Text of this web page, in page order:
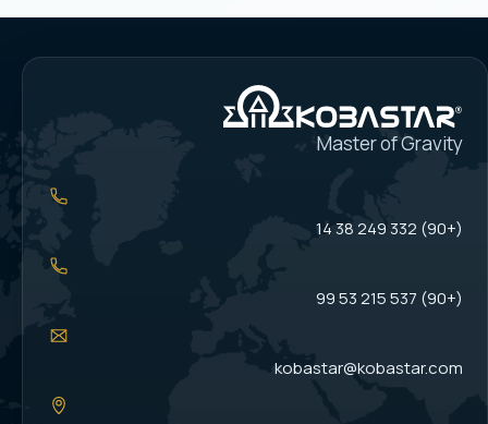
Master of Gravity
(+90) 332 249 38 14
(+90) 537 215 53 99
kobastar@kobastar.com